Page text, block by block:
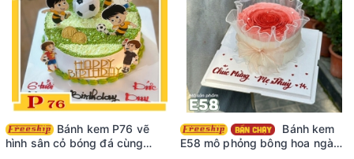
Bánh kem P76 vẽ
hình sân cỏ bóng đá cùng
E58 mô phỏng bông hoa ngàn